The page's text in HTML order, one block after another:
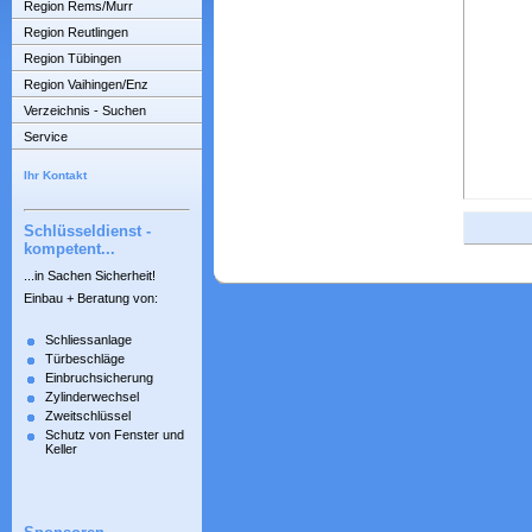
Region Rems/Murr
Region Reutlingen
Region Tübingen
Region Vaihingen/Enz
Verzeichnis - Suchen
Service
Ihr Kontakt
Schlüsseldienst -
kompetent...
...in Sachen Sicherheit!
Einbau + Beratung von:
Schliessanlage
Türbeschläge
Einbruchsicherung
Zylinderwechsel
Zweitschlüssel
Schutz von Fenster und
Keller